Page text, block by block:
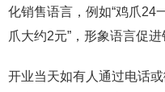
化销售语言，例如“鸡爪24
爪大约2元”，形象语言促进
开业当天如有人通过电话